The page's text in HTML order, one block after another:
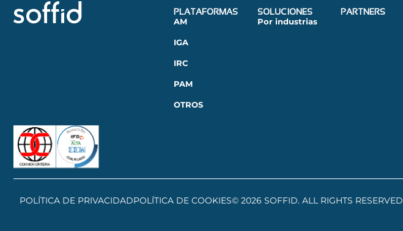
PLATAFORMAS
AM
IGA
IRC
PAM
OTROS
SOLUCIONES
Por industrias
PARTNERS
POLÍTICA DE PRIVACIDADPOLÍTICA DE COOKIES© 2026 SOFFID. ALL RIGHTS